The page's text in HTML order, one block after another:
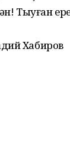
Тыуған
Хабиров